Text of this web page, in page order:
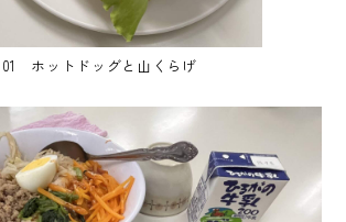
01 ホットドッグと山くらげ